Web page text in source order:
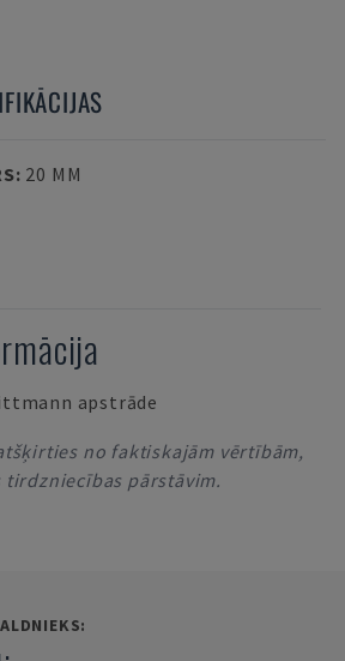
: 20 MM
apstrāde
no faktiskajām vērtībām,
pārstāvim.